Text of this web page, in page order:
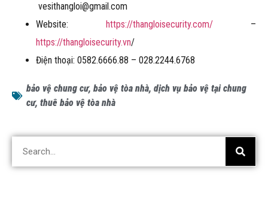
vesithangloi@gmail.com
Website:
https://thangloisecurity.com/ –
https://thangloisecurity.vn/
Điện thoại: 0582.6666.88 – 028.2244.6768
bảo vệ chung cư, bảo vệ tòa nhà, dịch vụ bảo vệ tại chung
cư, thuê bảo vệ tòa nhà